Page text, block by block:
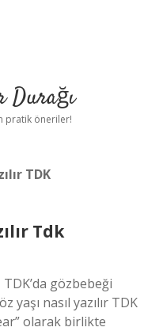
Durağı
pratik öneriler!
TDK
Tdk
TDK’da gözbebeği
yaşı nasıl yazılır TDK
olarak birlikte